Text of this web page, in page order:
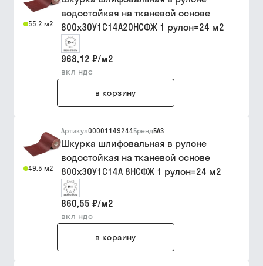
55.2 м2
водостойкая на тканевой основе
800х30У1С14А20НСФЖ 1 рулон=24 м2
968,12 ₽/м2
вкл ндс
в корзину
49.5 м2
Артикул00001149244БрендБАЗ
Шкурка шлифовальная в рулоне
водостойкая на тканевой основе
800х30У1С14А 8НСФЖ 1 рулон=24 м2
860,55 ₽/м2
вкл ндс
в корзину